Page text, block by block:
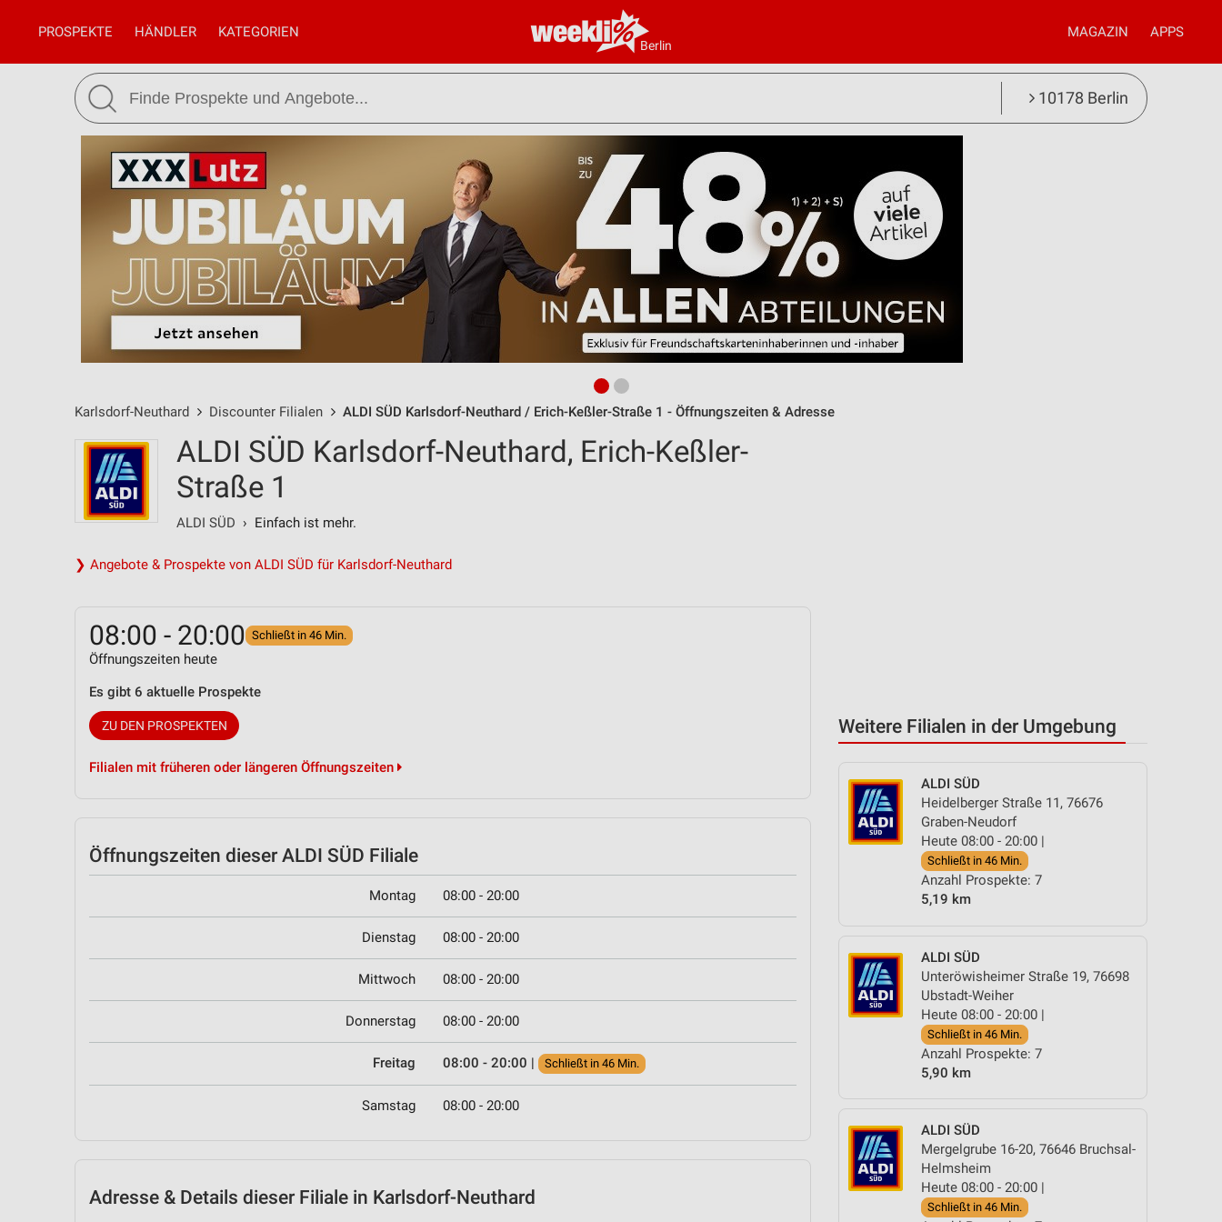
Berlin
PROSPEKTE HÄNDLER KATEGORIEN MAGAZIN APPS
10178 Berlin
Karlsdorf-Neuthard Discounter Filialen ALDI SÜD Karlsdorf-Neuthard / Erich-Keßler-Straße 1 - Öffnungszeiten & Adresse
Weitere Filialen in der Umgebung
ALDI SÜD
Heidelberger Straße 11, 76676
Graben-Neudorf
Heute 08:00 - 20:00 |
Schließt in 46 Min.
Anzahl Prospekte: 7
5,19 km
ALDI SÜD
Unteröwisheimer Straße 19, 76698
Ubstadt-Weiher
Heute 08:00 - 20:00 |
Schließt in 46 Min.
Anzahl Prospekte: 7
5,90 km
ALDI SÜD
Mergelgrube 16-20, 76646 Bruchsal-
Helmsheim
Heute 08:00 - 20:00 |
Schließt in 46 Min.
ALDI SÜD Karlsdorf-Neuthard, Erich-Keßler-
Straße 1
ALDI SÜD › Einfach ist mehr.
❯ Angebote & Prospekte von ALDI SÜD für Karlsdorf-Neuthard
08:00 - 20:00 Schließt in 46 Min.
Öffnungszeiten heute
Es gibt 6 aktuelle Prospekte
ZU DEN PROSPEKTEN
Filialen mit früheren oder längeren Öffnungszeiten
Öffnungszeiten dieser ALDI SÜD Filiale
Montag 08:00 - 20:00
Dienstag 08:00 - 20:00
Mittwoch 08:00 - 20:00
Donnerstag 08:00 - 20:00
Freitag 08:00 - 20:00 | Schließt in 46 Min.
Samstag 08:00 - 20:00
Adresse & Details dieser Filiale in Karlsdorf-Neuthard